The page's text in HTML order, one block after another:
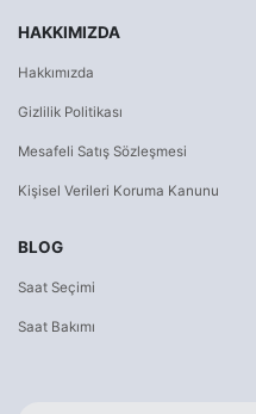
HAKKIMIZDA
Hakkımızda
Gizlilik Politikası
Mesafeli Satış Sözleşmesi
Kişisel Verileri Koruma Kanunu
BLOG
Saat Seçimi
Saat Bakımı